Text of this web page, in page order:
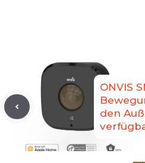
ONVIS
den